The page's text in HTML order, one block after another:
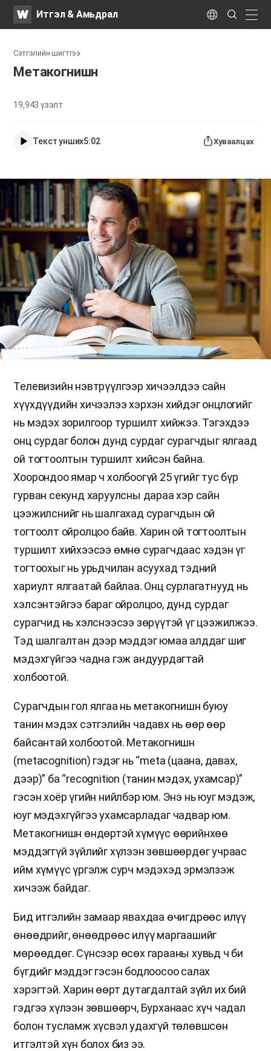
WATVИтгэл & Амьдрал Language
Search
Submit
Сэтгэлийн шигтгээ
Метакогнишн
19,943үзэлт
Текст унших5:02 Хуваалцах
Телевизийн нэвтрүүлгээр хичээлдээ сайн
хүүхдүүдийн хичээлээ хэрхэн хийдэг онцлогийг
нь мэдэх зорилгоор туршилт хийжээ. Тэгэхдээ
онц сурдаг болон дунд сурдаг сурагчдыг ялгаад
ой тогтоолтын туршилт хийсэн байна.
Хоорондоо ямар ч холбоогүй 25 үгийг тус бүр
гурван секунд харуулсны дараа хэр сайн
цээжилснийг нь шалгахад сурагчдын ой
тогтоолт ойролцоо байв. Харин ой тогтоолтын
туршилт хийхээсээ өмнө сурагчдаас хэдэн үг
тогтоохыг нь урьдчилан асуухад тэдний
хариулт ялгаатай байлаа. Онц сурлагатнууд нь
хэлсэнтэйгээ бараг ойролцоо, дунд сурдаг
сурагчид нь хэлснээсээ зөрүүтэй үг цээжилжээ.
Тэд шалгалтан дээр мэддэг юмаа алддаг шиг
мэдэхгүйгээ чадна гэж андуурдагтай
холбоотой.
Сурагчдын гол ялгаа нь метакогнишн буюу
танин мэдэх сэтгэлийн чадавх нь өөр өөр
байсантай холбоотой. Метакогнишн
(metacognition) гэдэг нь “meta (цаана, давах,
дээр)” ба “recognition (танин мэдэх, ухамсар)”
гэсэн хоёр үгийн нийлбэр юм. Энэ нь юуг мэдэж,
юуг мэдэхгүйгээ ухамсарладаг чадвар юм.
Метакогнишн өндөртэй хүмүүс өөрийнхөө
мэддэггүй зүйлийг хүлээн зөвшөөрдөг учраас
ийм хүмүүс үргэлж сурч мэдэхэд эрмэлзэж
хичээж байдаг.
Бид итгэлийн замаар явахдаа өчигдрөөс илүү
өнөөдрийг, өнөөдрөөс илүү маргаашийг
мөрөөддөг. Сүнсээр өсөх гарааны хувьд ч би
бүгдийг мэддэг гэсэн бодлоосоо салах
хэрэгтэй. Харин өөрт дутагдалтай зүйл их бий
гэдгээ хүлээн зөвшөөрч, Бурханаас хүч чадал
болон тусламж хүсвэл удахгүй төлөвшсөн
итгэлтэй хүн болох биз ээ.